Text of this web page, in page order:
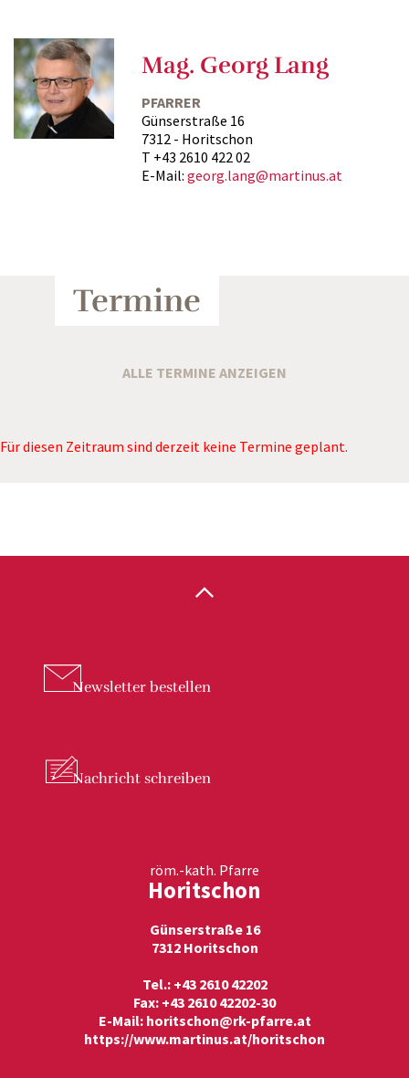
Mag. Georg Lang
PFARRER
Günserstraße 16
7312 - Horitschon
T +43 2610 422 02
E-Mail: georg.lang@martinus.at
Termine
ALLE TERMINE ANZEIGEN
Für diesen Zeitraum sind derzeit keine Termine geplant.
Newsletter bestellen
Nachricht schreiben
röm.-kath. Pfarre
Horitschon
Günserstraße 16
7312 Horitschon
Tel.: +43 2610 42202
Fax: +43 2610 42202-30
E-Mail: horitschon@rk-pfarre.at
https://www.martinus.at/horitschon